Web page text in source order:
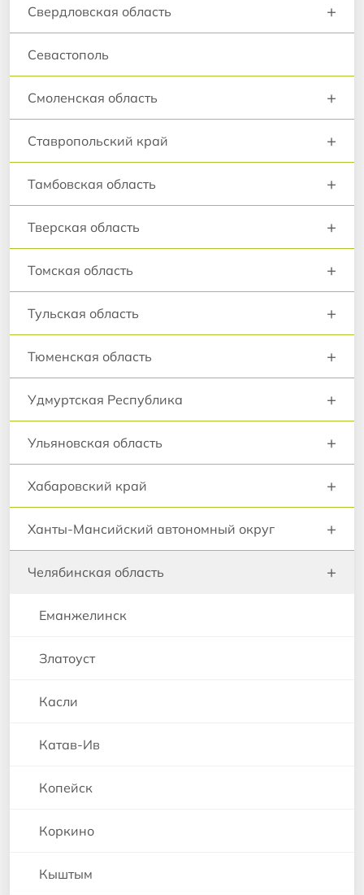
Свердловская область +
Севастополь
Смоленская область +
Ставропольский край +
Тамбовская область +
Тверская область +
Томская область +
Тульская область +
Тюменская область +
Удмуртская Республика +
Ульяновская область +
Хабаровский край +
Ханты-Мансийский автономный округ +
Челябинская область +
Еманжелинск
Златоуст
Касли
Катав-Ив
Копейск
Коркино
Кыштым